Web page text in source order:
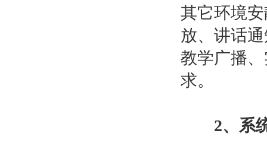
其它环境
放、讲话
教学广播
求。
2、系